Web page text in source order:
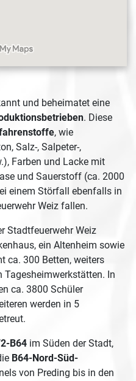
und beheimatet eine
. Diese
, wie
Salz-, Salpeter-,
Farben und Lacke mit
und Sauerstoff (ca. 2000
einem Störfall ebenfalls in
Weiz fallen.
Stadtfeuerwehr Weiz
ein Altenheim sowie
ca. 300 Betten, weiters
Tagesheimwerkstätten. In
ca. 3800 Schüler
werden in 5
B64 im Süden der Stadt,
B64-Nord-Süd-
von Preding bis in den